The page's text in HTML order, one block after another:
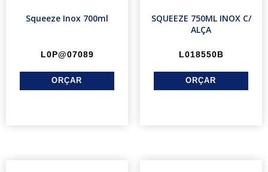
Squeeze Inox 700ml
L0P@07089
SQUEEZE 750ML INOX C/
ALÇA
L018550B